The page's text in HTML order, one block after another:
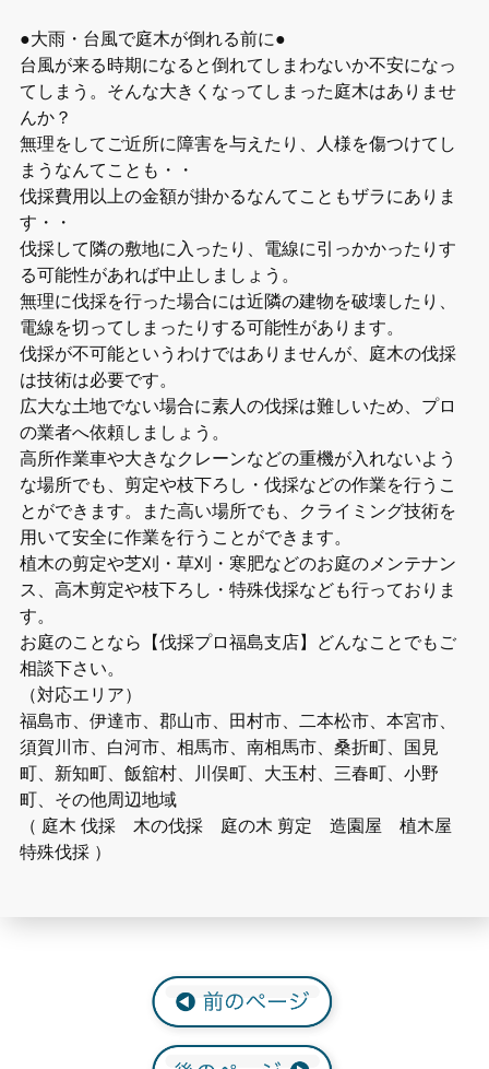
●大雨・台風で庭木が倒れる前に●
台風が来る時期になると倒れてしまわないか不安になっ
てしまう。そんな大きくなってしまった庭木はありませ
んか？
無理をしてご近所に障害を与えたり、人様を傷つけてし
まうなんてことも・・
伐採費用以上の金額が掛かるなんてこともザラにありま
す・・
伐採して隣の敷地に入ったり、電線に引っかかったりす
る可能性があれば中止しましょう。
無理に伐採を行った場合には近隣の建物を破壊したり、
電線を切ってしまったりする可能性があります。
伐採が不可能というわけではありませんが、庭木の伐採
は技術は必要です。
広大な土地でない場合に素人の伐採は難しいため、プロ
の業者へ依頼しましょう。
高所作業車や大きなクレーンなどの重機が入れないよう
な場所でも、剪定や枝下ろし・伐採などの作業を行うこ
とができます。また高い場所でも、クライミング技術を
用いて安全に作業を行うことができます。
植木の剪定や芝刈・草刈・寒肥などのお庭のメンテナン
ス、高木剪定や枝下ろし・特殊伐採なども行っておりま
す。
お庭のことなら【伐採プロ福島支店】どんなことでもご
相談下さい。
（対応エリア）
福島市、伊達市、郡山市、田村市、二本松市、本宮市、
須賀川市、白河市、相馬市、南相馬市、桑折町、国見
町、新知町、飯舘村、川俣町、大玉村、三春町、小野
町、その他周辺地域
（ 庭木 伐採 木の伐採 庭の木 剪定 造園屋 植木屋
特殊伐採 ）